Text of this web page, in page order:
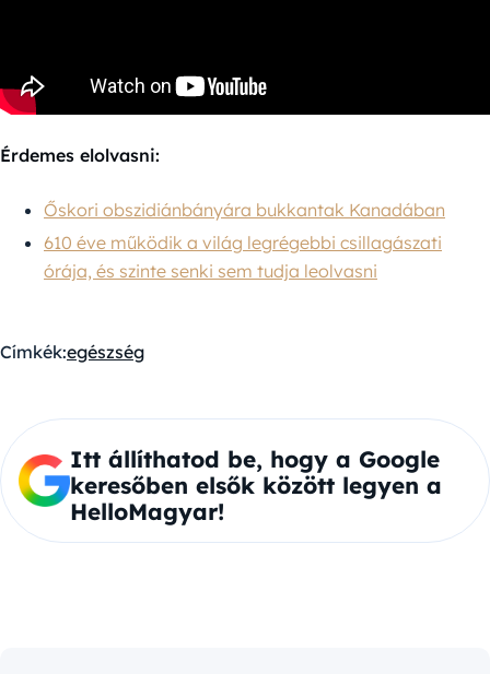
Érdemes elolvasni:
Őskori obszidiánbányára bukkantak Kanadában
610 éve működik a világ legrégebbi csillagászati
órája, és szinte senki sem tudja leolvasni
Címkék:egészség
Itt állíthatod be, hogy a Google
keresőben elsők között legyen a
HelloMagyar!